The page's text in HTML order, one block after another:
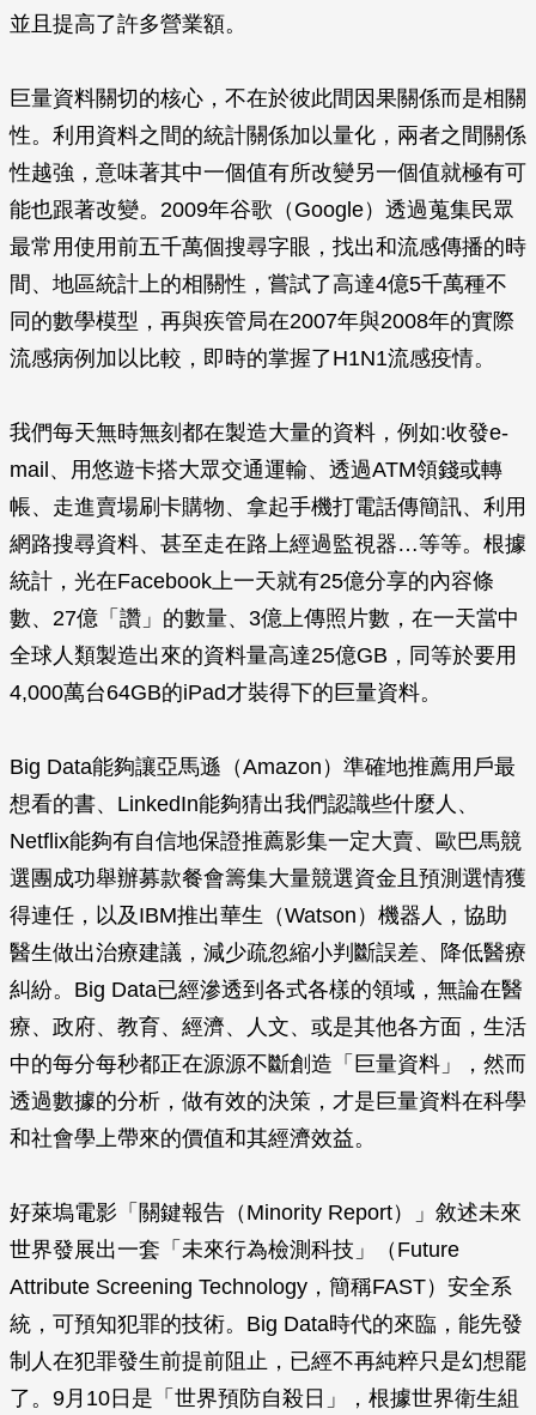
並且提高了許多營業額。
巨量資料關切的核心，不在於彼此間因果關係而是相關
性。利用資料之間的統計關係加以量化，兩者之間關係
性越強，意味著其中一個值有所改變另一個值就極有可
能也跟著改變。2009年谷歌（Google）透過蒐集民眾
最常用使用前五千萬個搜尋字眼，找出和流感傳播的時
間、地區統計上的相關性，嘗試了高達4億5千萬種不
同的數學模型，再與疾管局在2007年與2008年的實際
流感病例加以比較，即時的掌握了H1N1流感疫情。
我們每天無時無刻都在製造大量的資料，例如:收發e-
mail、用悠遊卡搭大眾交通運輸、透過ATM領錢或轉
帳、走進賣場刷卡購物、拿起手機打電話傳簡訊、利用
網路搜尋資料、甚至走在路上經過監視器…等等。根據
統計，光在Facebook上一天就有25億分享的內容條
數、27億「讚」的數量、3億上傳照片數，在一天當中
全球人類製造出來的資料量高達25億GB，同等於要用
4,000萬台64GB的iPad才裝得下的巨量資料。
Big Data能夠讓亞馬遜（Amazon）準確地推薦用戶最
想看的書、LinkedIn能夠猜出我們認識些什麼人、
Netflix能夠有自信地保證推薦影集一定大賣、歐巴馬競
選團成功舉辦募款餐會籌集大量競選資金且預測選情獲
得連任，以及IBM推出華生（Watson）機器人，協助
醫生做出治療建議，減少疏忽縮小判斷誤差、降低醫療
糾紛。Big Data已經滲透到各式各樣的領域，無論在醫
療、政府、教育、經濟、人文、或是其他各方面，生活
中的每分每秒都正在源源不斷創造「巨量資料」，然而
透過數據的分析，做有效的決策，才是巨量資料在科學
和社會學上帶來的價值和其經濟效益。
好萊塢電影「關鍵報告（Minority Report）」敘述未來
世界發展出一套「未來行為檢測科技」（Future
Attribute Screening Technology，簡稱FAST）安全系
統，可預知犯罪的技術。Big Data時代的來臨，能先發
制人在犯罪發生前提前阻止，已經不再純粹只是幻想罷
了。9月10日是「世界預防自殺日」，根據世界衛生組